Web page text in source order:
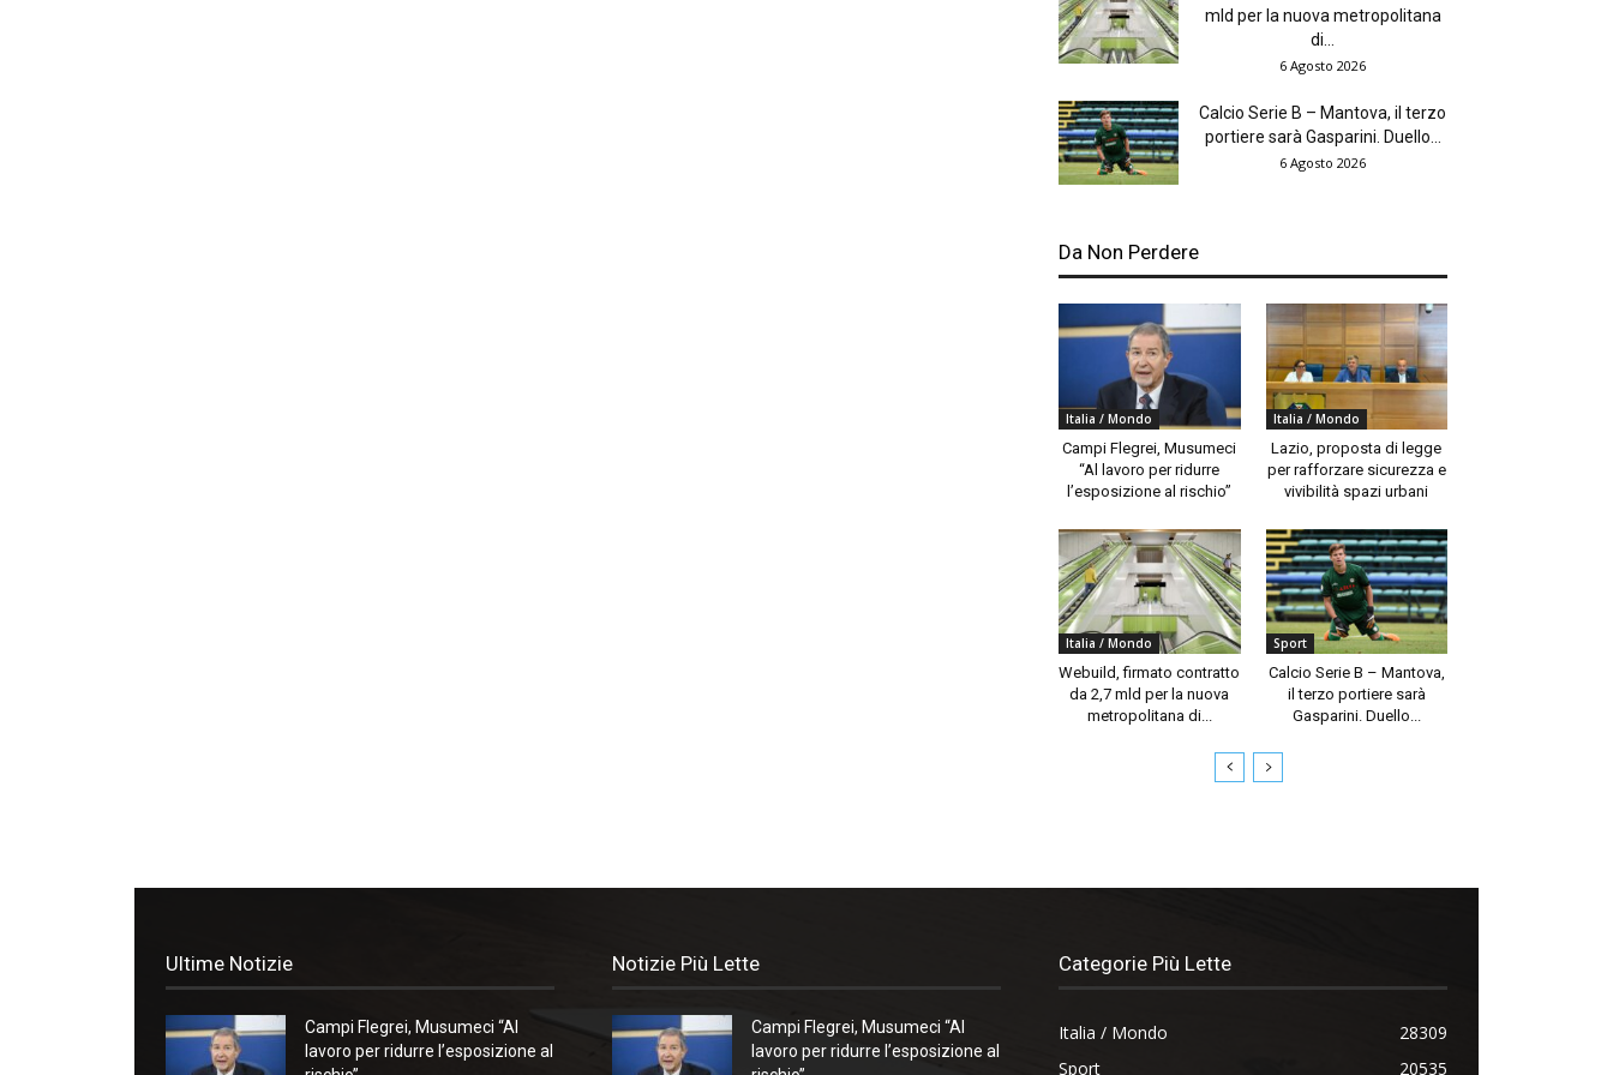
mld per la nuova metropolitana
di...
6 Agosto 2026
Calcio Serie B – Mantova, il terzo
portiere sarà Gasparini. Duello...
6 Agosto 2026
Da Non Perdere
Italia / Mondo
Campi Flegrei, Musumeci
“Al lavoro per ridurre
l’esposizione al rischio”
Italia / Mondo
Lazio, proposta di legge
per rafforzare sicurezza e
vivibilità spazi urbani
Italia / Mondo
Webuild, firmato contratto
da 2,7 mld per la nuova
metropolitana di...
Sport
Calcio Serie B – Mantova,
il terzo portiere sarà
Gasparini. Duello...
Ultime Notizie
Campi Flegrei, Musumeci “Al
lavoro per ridurre l’esposizione al
Notizie Più Lette
Campi Flegrei, Musumeci “Al
lavoro per ridurre l’esposizione al
Categorie Più Lette
Italia / Mondo
28309
Sport
20535